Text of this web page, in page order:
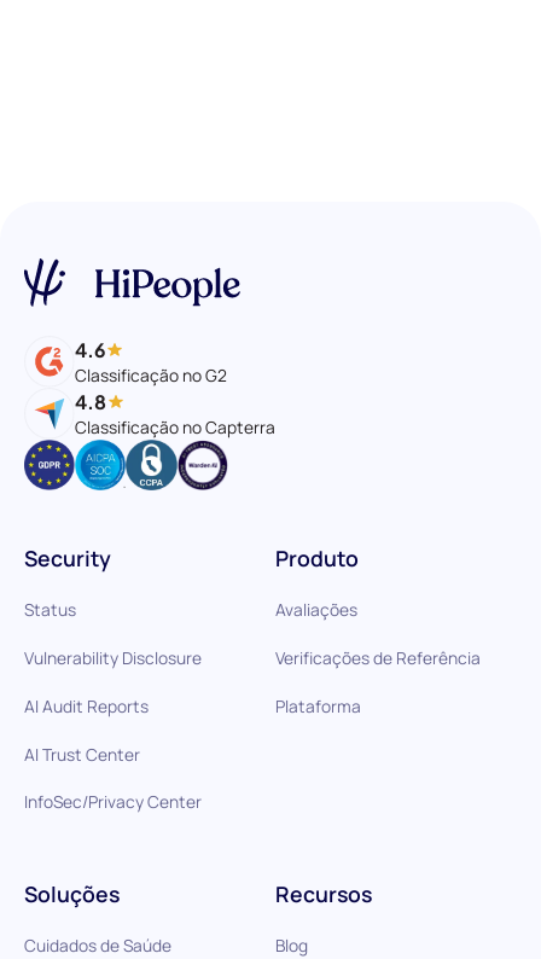
4.6
Classificação no G2
4.8
Classificação no Capterra
Produto
Avaliações
Verificações de Referência
Plataforma
Soluções
Cuidados de Saúde
Recursos
Blog
Security
Status
Vulnerability Disclosure
AI Audit Reports
AI Trust Center
InfoSec/Privacy Center